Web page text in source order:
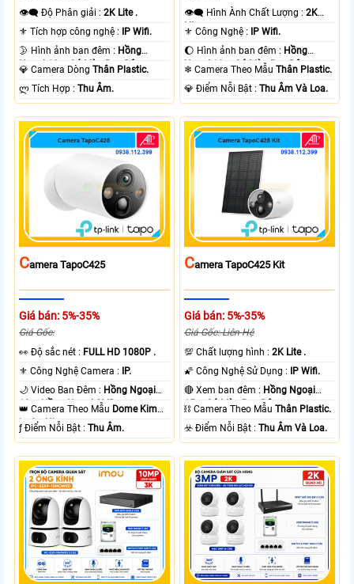
👁️‍🗨 Độ Phân giải :2K Lite .
⚜️ Tích hợp công nghệ :
IP Wifi.
🌛 Hình ảnh ban đêm : Hồng
Ngoại 10m Có Màu Ban Ðêm.
💎 Camera DòngThân Plastic.
️ლ Tích Hợp :Thu Âm.
👁️‍🗨 Hình Ành Chất Lượng :2K
Lite .
⚜️ Công Nghệ :
IP Wifi.
🌔 Hình ảnh ban đêm : Hồng
Ngoại 10m Có Màu Ban Ðêm.
❄ Camera Theo MẫuThân Plastic.
️💎 Điểm Nỗi Bật :Thu Âm Và Loa.
CAmera TapoC425
Giá bán: 5%-35%
Giá Gốc:
️👀 Độ sắc nét : FULL HD 1080P .
⚜️ Công Nghệ Camera :
IP.
🌙 Video Ban Đêm : Hồng Ngoại
10m Hồng Ngoại SMD.
👑 Camera Theo Mẫu Dome Kim
loại + Nhựa.
️ƒ Điểm Nỗi Bật :Thu Âm.
CAmera TapoC425 Kit
Giá bán: 5%-35%
Giá Gốc: Liên Hệ
💯 Chất lượng hình :2K Lite .
🌠 Công Nghệ Sử Dụng :
IP Wifi.
🔴 Xem ban đêm : Hồng Ngoại
15m Có Màu Ban Ðêm.
⛓ Camera Theo MẫuThân Plastic.
️☣️ Điểm Nỗi Bật :Thu Âm Và Loa.